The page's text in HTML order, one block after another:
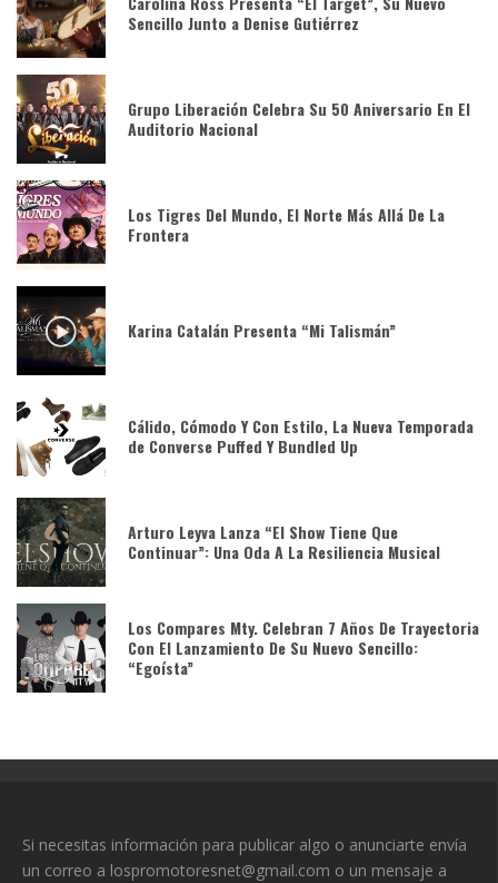
Sencillo Junto a Denise Gutiérrez
Grupo Liberación Celebra Su 50 Aniversario En El
Auditorio Nacional
Los Tigres Del Mundo, El Norte Más Allá De La
Frontera
Karina Catalán Presenta “Mi Talismán”
Cálido, Cómodo Y Con Estilo, La Nueva Temporada
de Converse Puffed Y Bundled Up
Arturo Leyva Lanza “El Show Tiene Que
Continuar”: Una Oda A La Resiliencia Musical
Los Compares Mty. Celebran 7 Años De Trayectoria
Con El Lanzamiento De Su Nuevo Sencillo:
“Egoísta”
Si necesitas información para publicar algo o anunciarte envía
un correo a lospromotoresnet@gmail.com o un mensaje a